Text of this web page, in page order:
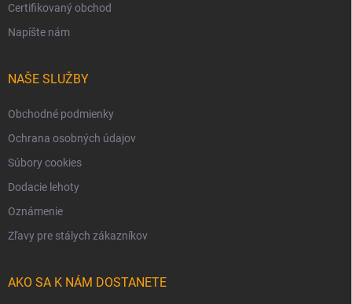
Certifikovaný obchod
Napíšte nám
NAŠE SLUŽBY
Obchodné podmienky
Ochrana osobných údajov
Súbory cookies
Dodacie lehoty
Oznámenie
Zľavy pre stálych zákazníkov
AKO SA K NÁM DOSTANETE